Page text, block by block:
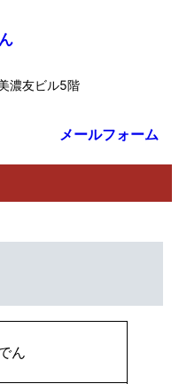
濃友ビル5階
メールフォーム
ん